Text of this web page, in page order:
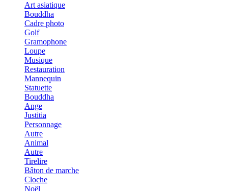
Art asiatique
Bouddha
Cadre photo
Golf
Gramophone
Loupe
Musique
Restauration
Mannequin
Statuette
Bouddha
Ange
Justitia
Personnage
Autre
Animal
Autre
Tirelire
Bâton de marche
Cloche
Noël